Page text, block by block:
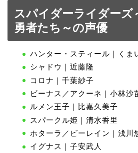
スパイダーライダーズ
勇者たち～の声優
ハンター・スティール｜くま
シャドウ｜近藤隆
コロナ｜千葉紗子
ビーナス／アクーネ｜小林沙
ルメン王子｜比嘉久美子
スパークル姫｜清水香里
ホターラ／ビーレイン｜浅川
イグナス｜子安武人